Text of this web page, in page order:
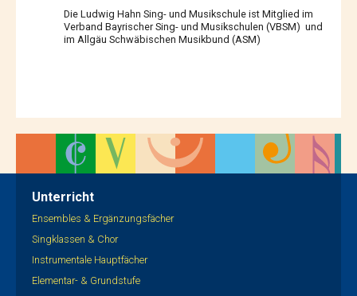
Die Ludwig Hahn Sing- und Musikschule ist Mitglied im
Verband Bayrischer Sing- und Musikschulen (VBSM) und
im Allgäu Schwäbischen Musikbund (ASM)
Unterricht
Ensembles & Ergänzungsfächer
Singklassen & Chor
Instrumentale Hauptfächer
Elementar- & Grundstufe